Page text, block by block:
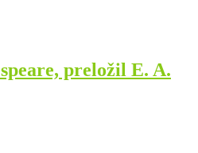
preložil E. A.